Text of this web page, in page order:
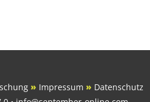
» Impressum » Datenschutz